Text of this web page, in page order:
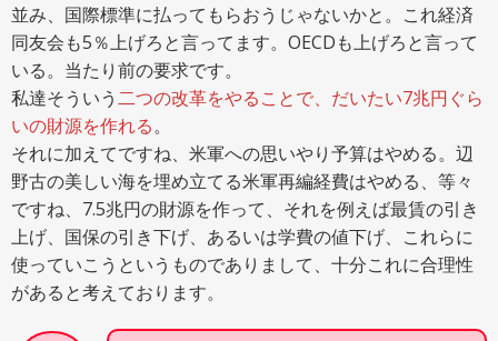
並み、国際標準に払ってもらおうじゃないかと。これ経済
同友会も5％上げろと言ってます。OECDも上げろと言って
いる。当たり前の要求です。
私達そういう二つの改革をやることで、だいたい7兆円ぐら
いの財源を作れる。
それに加えてですね、米軍への思いやり予算はやめる。辺
野古の美しい海を埋め立てる米軍再編経費はやめる、等々
ですね、7.5兆円の財源を作って、それを例えば最賃の引き
上げ、国保の引き下げ、あるいは学費の値下げ、これらに
使っていこうというものでありまして、十分これに合理性
があると考えております。